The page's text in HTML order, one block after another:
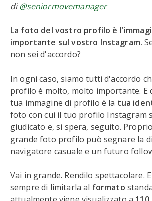
di@seniormovemanager
La foto del vostro profilo è
importante sul vostro Instagram.
non sei d'accordo?
In ogni caso, siamo tutti d'accordo
profilo è molto, molto importante. E
tua immagine di profilo è la tua
foto con cui il tuo profilo Instagram
giudicato e, si spera, seguito.
grande foto profilo può segnare la
navigatore casuale e un futuro
Vai in grande. Rendilo spettacolare.
sempre di limitarla al formato